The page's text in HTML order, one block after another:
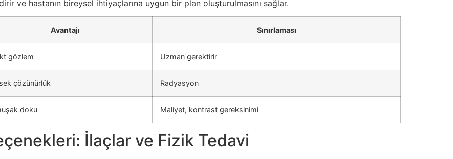
ve hastanın bireysel ihtiyaçlarına uygun bir plan oluşturulmasını sağlar.
Avantajı Sınırlaması
gözlem Uzman gerektirir
çözünürlük Radyasyon
doku Maliyet, kontrast gereksinimi
İlaçlar ve Fizik Tedavi